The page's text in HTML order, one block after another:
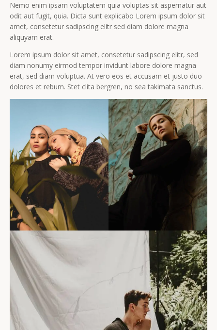
Nemo enim ipsam voluptatem quia voluptas sit aspernatur aut
odit aut fugit, quia. Dicta sunt explicabo Lorem ipsum dolor sit
amet, consetetur sadipscing elitr sed diam dolore magna
aliquyam erat.
Lorem ipsum dolor sit amet, consetetur sadipscing elitr, sed
diam nonumy eirmod tempor invidunt labore dolore magna
erat, sed diam voluptua. At vero eos et accusam et justo duo
dolores et rebum. Stet clita bergren, no sea takimata sanctus.